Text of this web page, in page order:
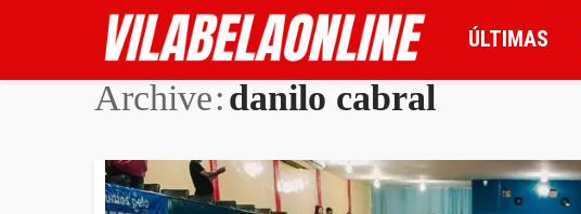
ÚLTIMAS
Archive danilo cabral